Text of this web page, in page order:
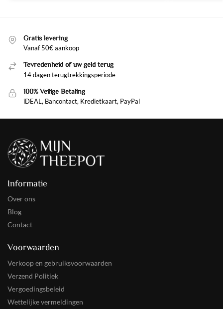
Gratis levering
Vanaf 50€ aankoop
Tevredenheid of uw geld terug
14 dagen terugtrekkingsperiode
100% Veilige Betaling
iDEAL, Bancontact, Kredietkaart, PayPal
Informatie
Over ons
Blog
Contact
Voorwaarden
Verkoop en gebruiksvoorwaarden
Verzend Politiek
Vergoedingsbeleid
Wettelijke vermeldingen